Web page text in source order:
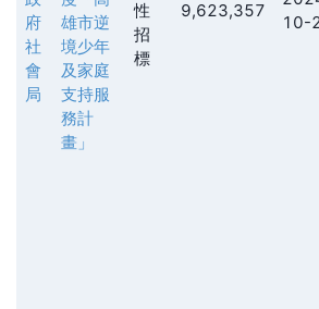
府
社
會
局
雄市逆
境少年
及家庭
支持服
務計
畫」
性
招
標
9,623,357
10-